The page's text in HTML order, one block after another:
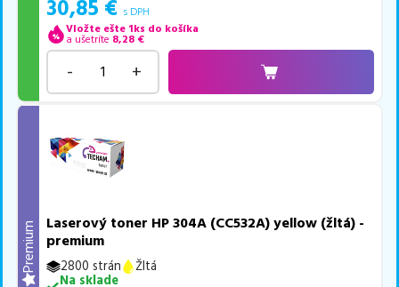
30,85 € s DPH
Vložte ešte 1ks do košíka
a ušetríte 8,28 €
- +
Premium
Laserový toner HP 304A (CC532A) yellow (žltá) -
premium
2800 strán
Žltá
Na sklade